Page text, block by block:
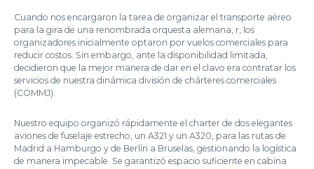
Cuando nos encargaron la tarea de organizar el transporte aéreo
para la gira de una renombrada orquesta alemana, r, los
organizadores inicialmente optaron por vuelos comerciales para
reducir costos. Sin embargo, ante la disponibilidad limitada,
decidieron que la mejor manera de dar en el clavo era contratar los
servicios de nuestra dinámica división de chárteres comerciales
(COMMJ).
Nuestro equipo organizó rápidamente el charter de dos elegantes
aviones de fuselaje estrecho, un A321 y un A320, para las rutas de
Madrid a Hamburgo y de Berlín a Bruselas, gestionando la logística
de manera impecable. Se garantizó espacio suficiente en cabina